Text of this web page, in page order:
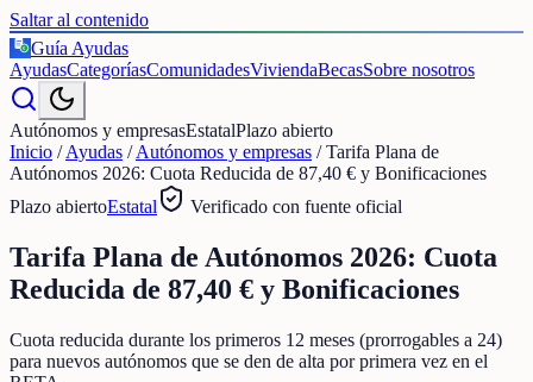
Saltar al contenido
€
Guía Ayudas
AyudasCategoríasComunidadesViviendaBecasSobre nosotros
Autónomos y empresasEstatalPlazo abierto
Inicio /Ayudas /Autónomos y empresas /Tarifa Plana de
Autónomos 2026: Cuota Reducida de 87,40 € y Bonificaciones
Plazo abiertoEstatal Verificado con fuente oficial
Tarifa Plana de Autónomos 2026: Cuota
Reducida de 87,40 € y Bonificaciones
Cuota reducida durante los primeros 12 meses (prorrogables a 24)
para nuevos autónomos que se den de alta por primera vez en el